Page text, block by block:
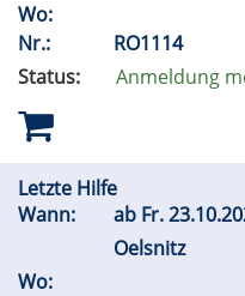
Wo:
Nr.:
RO1114
Status:
Anmeldung
Letzte Hilfe
Wann:
ab Fr.
Oelsnitz
Wo: